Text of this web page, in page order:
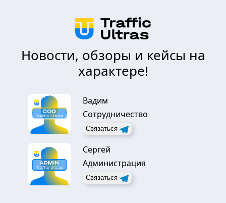
Новости, обзоры и кейсы на
характере!
Вадим
Сотрудничество
Связаться
Сергей
Администрация
Связаться